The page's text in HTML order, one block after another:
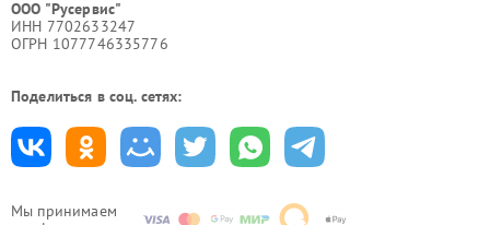
Мы принимаем
ООО "Русервис"
ИНН 7702633247
ОГРН 1077746335776
Поделиться в соц. сетях: